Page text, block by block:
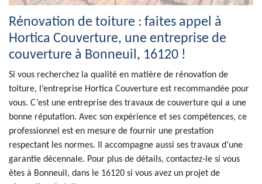
Rénovation de toiture : faites appel à
Hortica Couverture, une entreprise de
couverture à Bonneuil, 16120 !
Si vous recherchez la qualité en matière de rénovation de
toiture, l’entreprise Hortica Couverture est recommandée pour
vous. C’est une entreprise des travaux de couverture qui a une
bonne réputation. Avec son expérience et ses compétences, ce
professionnel est en mesure de fournir une prestation
respectant les normes. Il accompagne aussi ses travaux d’une
garantie décennale. Pour plus de détails, contactez-le si vous
êtes à Bonneuil, dans le 16120 si vous avez un projet de